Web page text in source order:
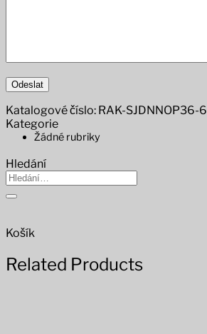
Katalogové číslo: RAK-SJDNNOP36-6
Kategorie
Žádné rubriky
Hledání
Hledat:
Košík
Related Products